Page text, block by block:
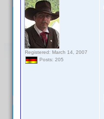
Registered: March 14, 2007
Posts: 205